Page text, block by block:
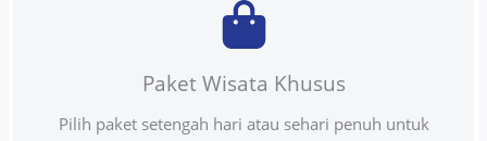
Paket Wisata Khusus
Pilih paket setengah hari atau sehari penuh untuk